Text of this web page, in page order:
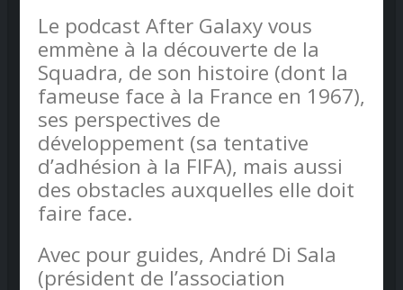
Le podcast After Galaxy vous
emmène à la découverte de la
Squadra, de son histoire (dont la
fameuse face à la France en 1967),
ses perspectives de
développement (sa tentative
d’adhésion à la FIFA), mais aussi
des obstacles auxquelles elle doit
faire face.
Avec pour guides, André Di Sala
(président de l’association